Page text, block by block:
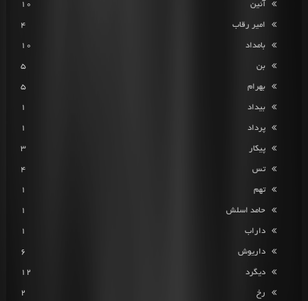
آئین 10
امیر رقاب 4
بامداد 10
بن 5
بهرام 5
بیداد 1
پرداد 1
پیکار 3
تس 4
تهم 1
حامد اسلش 1
داراب 1
داریوش 6
دیگرد 12
رخ 2